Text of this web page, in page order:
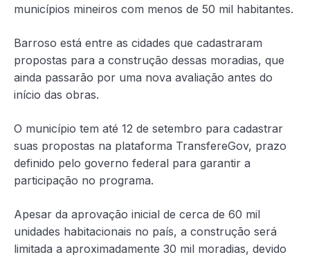
municípios mineiros com menos de 50 mil habitantes.
Barroso está entre as cidades que cadastraram
propostas para a construção dessas moradias, que
ainda passarão por uma nova avaliação antes do
início das obras.
O município tem até 12 de setembro para cadastrar
suas propostas na plataforma TransfereGov, prazo
definido pelo governo federal para garantir a
participação no programa.
Apesar da aprovação inicial de cerca de 60 mil
unidades habitacionais no país, a construção será
limitada a aproximadamente 30 mil moradias, devido